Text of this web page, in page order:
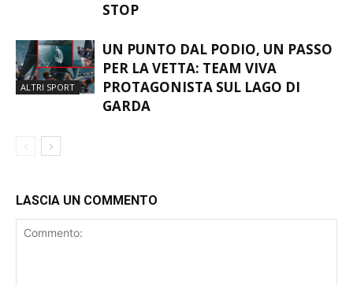
STOP
ALTRI SPORT
UN PUNTO DAL PODIO, UN PASSO
PER LA VETTA: TEAM VIVA
PROTAGONISTA SUL LAGO DI
GARDA
LASCIA UN COMMENTO